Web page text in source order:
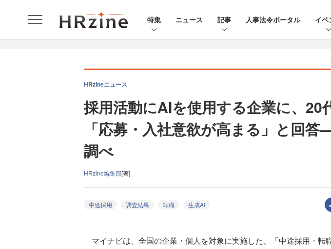
特集 ニュース 記事 人事法令ポータル イベ
HRzineニュース
採用活動にAIを使用する企業に、20
「応募・入社意欲が高まる」と回
調べ
HRzine編集部[著]
中途採用 調査結果 転職 生成AI
マイナビは、全国の企業・個人を対象に実施した、「中途採用・転